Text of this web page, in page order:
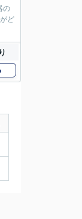
の
ど